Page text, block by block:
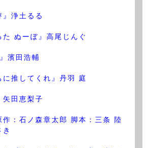
』浄土るる
た ぬーぼ』高尾じんぐ
濱田浩輔
に推してくれ』丹羽 庭
矢田恵梨子
作：石ノ森章太郎 脚本：三条 陸